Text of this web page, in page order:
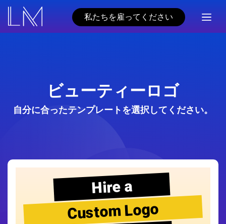
私たちを雇ってください
ビューティーロゴ
自分に合ったテンプレートを選択してください。
Hire a
Custom Logo